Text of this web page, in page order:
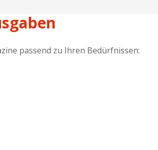
passend zu Ihren Bedürfnissen: